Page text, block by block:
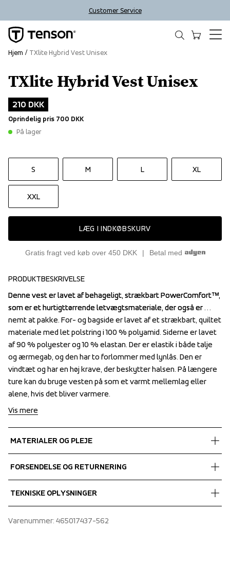
Customer Service
TXlite Hybrid Vest Unisex
210 DKK
Oprindelig pris 700 DKK
På lager
S M L XL
XXL
LÆG I INDKØBSKURV
Gratis fragt ved køb over 450 DKK Betal med
Hjem TXlite Hybrid Vest Unisex
Outlet
PRODUKTBESKRIVELSE
Denne vest er lavet af behageligt, strækbart PowerComfort™,
som er et hurtigttørrende letvægtsmateriale, der også er
nemt at pakke. For- og bagside er lavet af et strækbart, quiltet
materiale med let polstring i 100 % polyamid. Siderne er lavet
af 90 % polyester og 10 % elastan. Der er elastik i både talje
og ærmegab, og den har to forlommer med lynlås. Den er
vindtæt og har en høj krave, der beskytter halsen. På længere
ture kan du bruge vesten på som et varmt mellemlag eller
alene, hvis det bliver varmere.
Denne vest er lavet af behageligt, strækbart PowerComfort™,
som er et hurtigttørrende letvægtsmateriale, der også er
nemt at pakke. For- og bagside er lavet af et strækbart, quiltet
materiale med let polstring i 100 % polyamid. Siderne er lavet
af 90 % polyester og 10 % elastan. Der er elastik i både talje
og ærmegab, og den har to forlommer med lynlås. Den er
vindtæt og har en høj krave, der beskytter halsen. På længere
ture kan du bruge vesten på som et varmt mellemlag eller
alene, hvis det bliver varmere.
Vis mere
MATERIALER OG PLEJE
Shell fabric 1
FORSENDELSE OG RETURNERING
over 450 DKK.
TEKNISKE OPLYSNINGER
Quilted padding
Varenummer: 465017437-562